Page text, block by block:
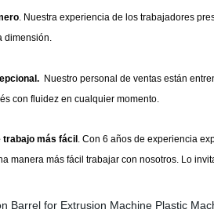
. Nuestra experiencia de los trabajadores
dimensión.
Nuestro personal de ventas están
con fluidez en cualquier momento.
más fácil . Con 6 años de experiencia
manera más fácil trabajar con nosotros. Lo